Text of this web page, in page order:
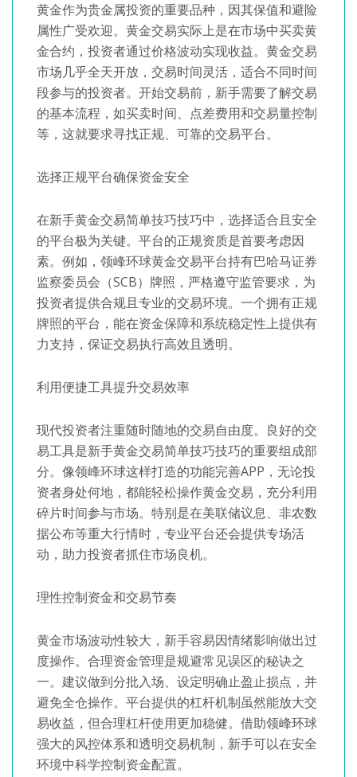
黄金作为贵金属投资的重要品种，因其保值和避险
属性广受欢迎。黄金交易实际上是在市场中买卖黄
金合约，投资者通过价格波动实现收益。黄金交易
市场几乎全天开放，交易时间灵活，适合不同时间
段参与的投资者。开始交易前，新手需要了解交易
的基本流程，如买卖时间、点差费用和交易量控制
等，这就要求寻找正规、可靠的交易平台。
选择正规平台确保资金安全
在新手黄金交易简单技巧技巧中，选择适合且安全
的平台极为关键。平台的正规资质是首要考虑因
素。例如，领峰环球黄金交易平台持有巴哈马证券
监察委员会（SCB）牌照，严格遵守监管要求，为
投资者提供合规且专业的交易环境。一个拥有正规
牌照的平台，能在资金保障和系统稳定性上提供有
力支持，保证交易执行高效且透明。
利用便捷工具提升交易效率
现代投资者注重随时随地的交易自由度。良好的交
易工具是新手黄金交易简单技巧技巧的重要组成部
分。像领峰环球这样打造的功能完善APP，无论投
资者身处何地，都能轻松操作黄金交易，充分利用
碎片时间参与市场。特别是在美联储议息、非农数
据公布等重大行情时，专业平台还会提供专场活
动，助力投资者抓住市场良机。
理性控制资金和交易节奏
黄金市场波动性较大，新手容易因情绪影响做出过
度操作。合理资金管理是规避常见误区的秘诀之
一。建议做到分批入场、设定明确止盈止损点，并
避免全仓操作。平台提供的杠杆机制虽然能放大交
易收益，但合理杠杆使用更加稳健。借助领峰环球
强大的风控体系和透明交易机制，新手可以在安全
环境中科学控制资金配置。